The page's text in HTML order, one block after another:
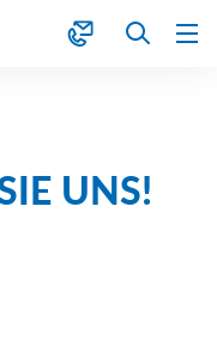
UNS!